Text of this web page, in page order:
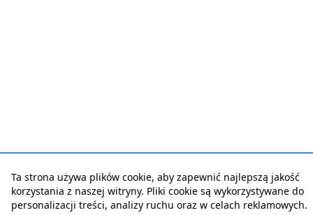
Ta strona używa plików cookie, aby zapewnić najlepszą jakość
korzystania z naszej witryny. Pliki cookie są wykorzystywane do
personalizacji treści, analizy ruchu oraz w celach reklamowych.